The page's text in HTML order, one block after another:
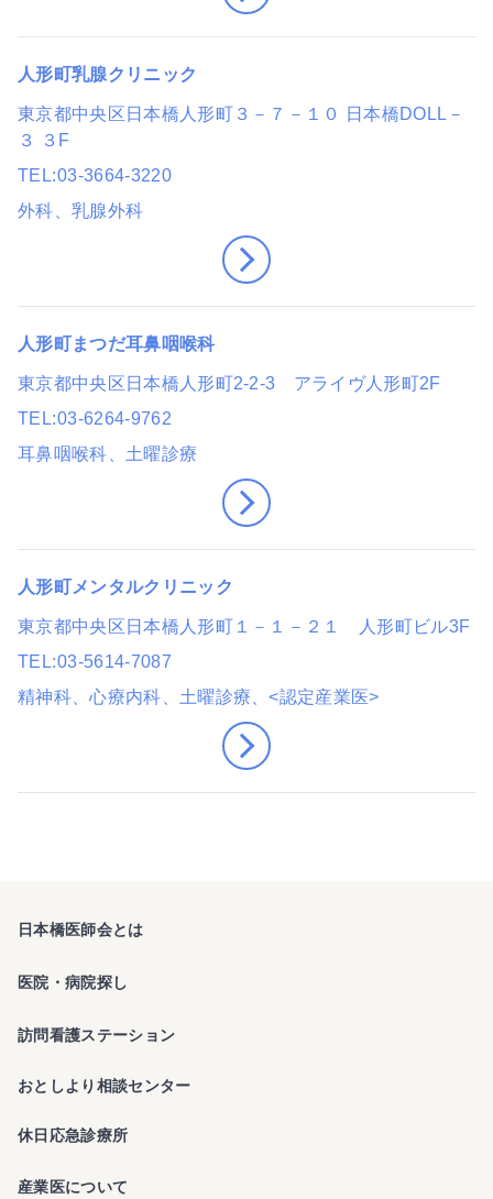
人形町乳腺クリニック
東京都中央区日本橋人形町３－７－１０ 日本橋DOLL－
３ ３F
TEL 03-3664-3220
外科、乳腺外科
人形町まつだ耳鼻咽喉科
東京都中央区日本橋人形町2-2-3 アライヴ人形町2F
TEL 03-6264-9762
耳鼻咽喉科 、土曜診療
人形町メンタルクリニック
東京都中央区日本橋人形町１－１－２１ 人形町ビル3F
TEL 03-5614-7087
精神科、心療内科 、土曜診療 、<認定産業医>
日本橋医師会とは
医院・病院探し
訪問看護ステーション
おとしより相談センター
休日応急診療所
産業医について